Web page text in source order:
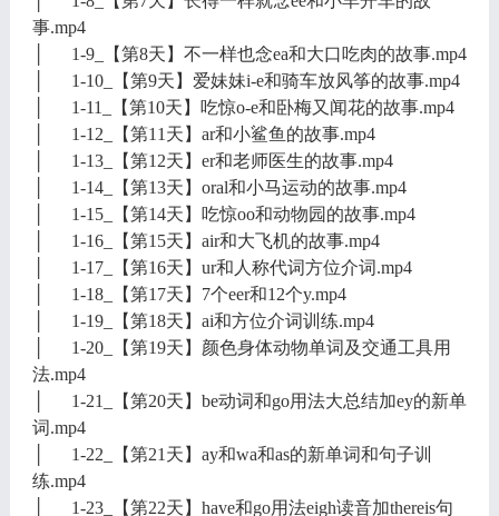
事.mp4
│ 1-9_【第8天】不一样也念ea和大口吃肉的故事.mp4
│ 1-10_【第9天】爱妹妹i-e和骑车放风筝的故事.mp4
│ 1-11_【第10天】吃惊o-e和卧梅又闻花的故事.mp4
│ 1-12_【第11天】ar和小鲨鱼的故事.mp4
│ 1-13_【第12天】er和老师医生的故事.mp4
│ 1-14_【第13天】oral和小马运动的故事.mp4
│ 1-15_【第14天】吃惊oo和动物园的故事.mp4
│ 1-16_【第15天】air和大飞机的故事.mp4
│ 1-17_【第16天】ur和人称代词方位介词.mp4
│ 1-18_【第17天】7个eer和12个y.mp4
│ 1-19_【第18天】ai和方位介词训练.mp4
│ 1-20_【第19天】颜色身体动物单词及交通工具用
法.mp4
│ 1-21_【第20天】be动词和go用法大总结加ey的新单
词.mp4
│ 1-22_【第21天】ay和wa和as的新单词和句子训
练.mp4
│ 1-23_【第22天】have和go用法eigh读音加thereis句